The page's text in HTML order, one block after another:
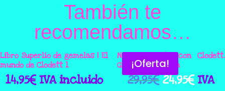
También te
recomendamos…
Libro Superlío de gemelas | El
mundo de Clodett 1
14,95€ IVA incluido
¡Oferta!
Nancy, un día con Clodett.
Gimnasia rítmica
29,95€ El
24,95€ElIVA